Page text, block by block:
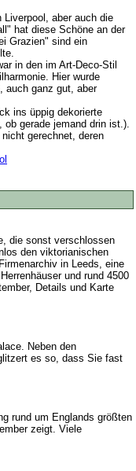
Liverpool, aber auch die
hat diese Schöne an der
Grazien" sind ein
in den im Art-Deco-Stil
Hier wurde
auch ganz gut, aber
ins üppig dekorierte
ob gerade jemand drin ist.).
gerechnet, deren
die sonst verschlossen
den viktorianischen
in Leeds, eine
und rund 4500
Details und Karte
Neben den
es so, dass Sie fast
rund um Englands größten
zeigt. Viele